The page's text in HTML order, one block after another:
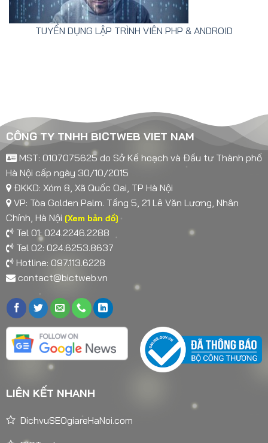
TUYỂN DỤNG LẬP TRÌNH VIÊN PHP & ANDROID
CÔNG TY TNHH BICTWEB VIET NAM
MST: 0107075625 do Sở Kế hoạch và Đầu tư Thành phố
Hà Nội cấp ngày 30/10/2015
ĐKKD: Xóm 8, Xã Quốc Oai, TP Hà Nội
VP: Tòa Golden Palm. Tầng 5, 21 Lê Văn Lương, Nhân
Chính, Hà Nội [Xem bản đồ]
Tel 01: 024.2246.2288
Tel 02: 024.6253.8637
Hotline: 097.113.6228
contact@bictweb.vn
LIÊN KẾT NHANH
DichvuSEOgiareHaNoi.com